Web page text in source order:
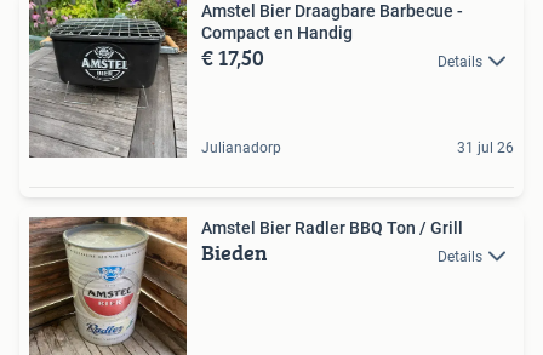
Amstel Bier Draagbare Barbecue -
Compact en Handig
€ 17,50 Details
Julianadorp 31 jul 26
Amstel Bier Radler BBQ Ton / Grill
Bieden Details